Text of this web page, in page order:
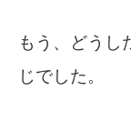
もう、どうし
じでした。